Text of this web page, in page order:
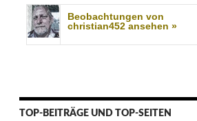
Beobachtungen von
christian452 ansehen »
TOP-BEITRÄGE UND TOP-SEITEN